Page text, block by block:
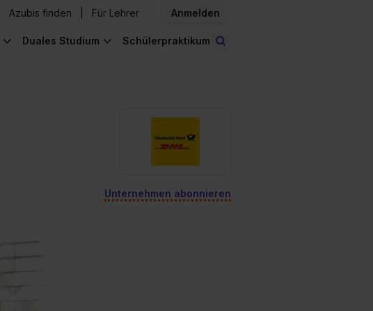
Azubis finden Für Lehrer Anmelden
Duales Studium Schülerpraktikum
Unternehmen abonnieren